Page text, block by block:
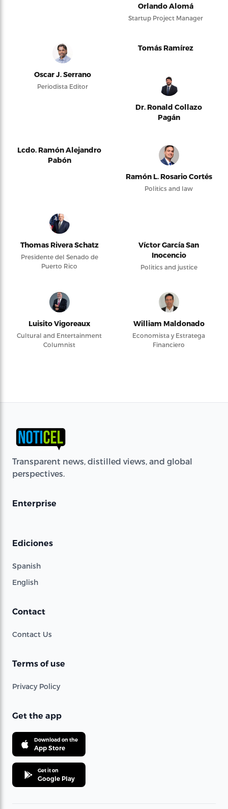
Orlando Alomá
Startup Project Manager
Oscar J. Serrano
Periodista Editor
Tomás Ramírez
Dr. Ronald Collazo
Pagán
Lcdo. Ramón Alejandro
Pabón
Ramón L. Rosario Cortés
Politics and law
Thomas Rivera Schatz
Presidente del Senado de
Puerto Rico
Víctor García San
Inocencio
Politics and justice
Luisito Vigoreaux
Cultural and Entertainment
Columnist
William Maldonado
Economista y Estratega
Financiero
Transparent news, distilled views, and global
perspectives.
Enterprise
Ediciones
Spanish
English
Contact
Contact Us
Terms of use
Privacy Policy
Get the app
Download on the
App Store
Get it on
Google Play